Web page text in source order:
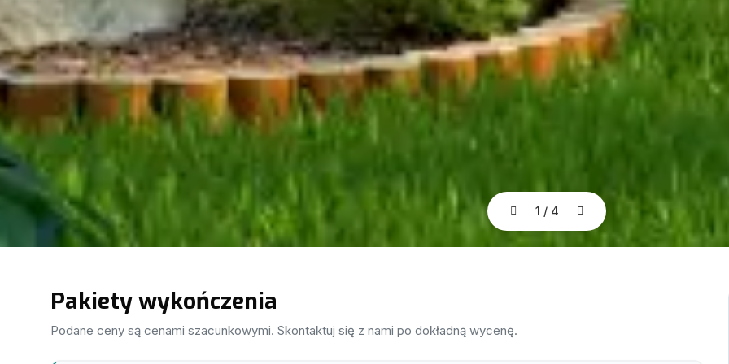
1 / 4
Pakiety wykończenia
Podane ceny są cenami szacunkowymi. Skontaktuj się z nami po dokładną wycenę.